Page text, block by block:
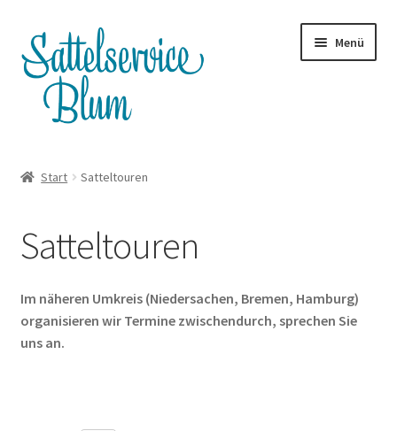
Zur
Navigation
springen
Zum
Inhalt
springen
Menü
Satteltouren
Shop
öffnen
Servicepreise
Start Satteltouren
Satteltouren
Im näheren Umkreis (Niedersachen, Bremen, Hamburg)
organisieren wir Termine zwischendurch, sprechen Sie
uns an.